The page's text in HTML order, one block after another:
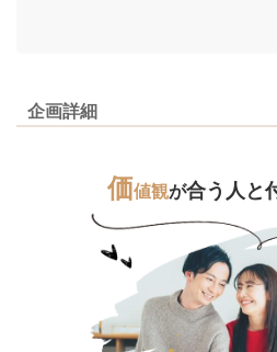
企画詳細
価値観が合う人と